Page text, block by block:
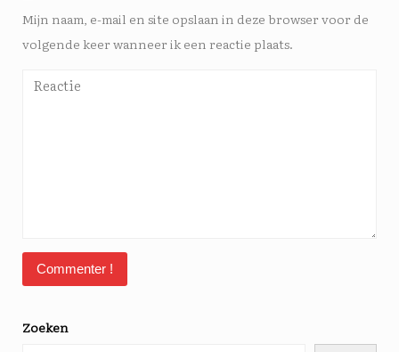
Mijn naam, e-mail en site opslaan in deze browser voor de
volgende keer wanneer ik een reactie plaats.
Zoeken